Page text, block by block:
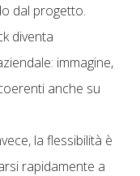
dal progetto.
diventa
immagine,
anche su
la flessibilità è
rapidamente a